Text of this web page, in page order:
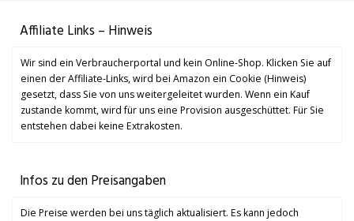
Affiliate Links – Hinweis
Wir sind ein Verbraucherportal und kein Online-Shop. Klicken Sie auf
einen der Affiliate-Links, wird bei Amazon ein Cookie (Hinweis)
gesetzt, dass Sie von uns weitergeleitet wurden. Wenn ein Kauf
zustande kommt, wird für uns eine Provision ausgeschüttet. Für Sie
entstehen dabei keine Extrakosten.
Infos zu den Preisangaben
Die Preise werden bei uns täglich aktualisiert. Es kann jedoch